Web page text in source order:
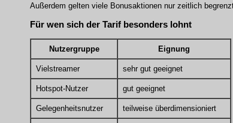
Außerdem gelten viele Bonusaktionen nur zeitlich
Für wen sich der Tarif besonders lohnt
Nutzergruppe Eignung
Vielstreamer sehr gut geeignet
Hotspot-Nutzer gut geeignet
Gelegenheitsnutzer teilweise überdimensioniert